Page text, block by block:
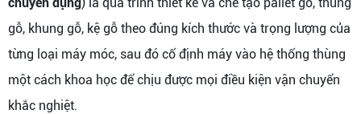
gỗ, khung gỗ, kệ gỗ theo đúng kích thước và trọng lượng của
từng loại máy móc, sau đó cố định máy vào hệ thống thùng
một cách khoa học để chịu được mọi điều kiện vận chuyển
khắc nghiệt.